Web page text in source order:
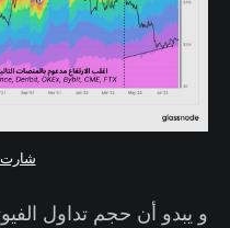
و يبدو أن حجم تداول